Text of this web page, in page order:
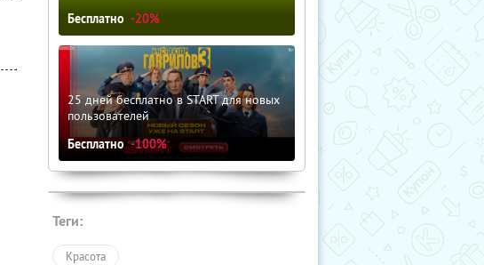
Бесплатно -20%
25 дней бесплатно в START для новых
пользователей
Бесплатно -100%
Теги:
Красота